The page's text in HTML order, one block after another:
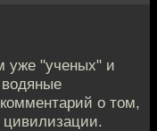
уже "ученых" и
о том,